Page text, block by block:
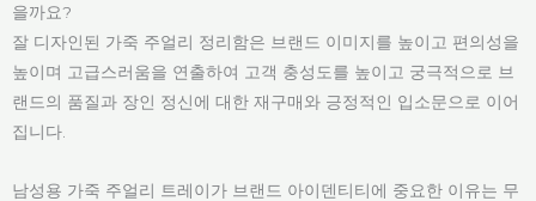
을까요?
잘 디자인된 가죽 주얼리 정리함은 브랜드 이미지를 높이고 편의성을
높이며 고급스러움을 연출하여 고객 충성도를 높이고 궁극적으로 브
랜드의 품질과 장인 정신에 대한 재구매와 긍정적인 입소문으로 이어
집니다.
남성용 가죽 주얼리 트레이가 브랜드 아이덴티티에 중요한 이유는 무